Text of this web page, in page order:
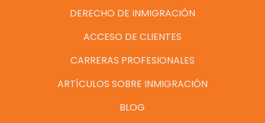
DERECHO DE INMIGRACIÓN
ACCESO DE CLIENTES
CARRERAS PROFESIONALES
ARTÍCULOS SOBRE INMIGRACIÓN
BLOG